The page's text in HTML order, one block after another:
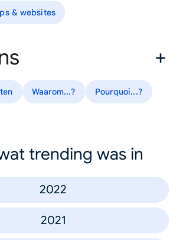
& websites
Waarom...? Pourquoi...?
trending was in
2022
2021